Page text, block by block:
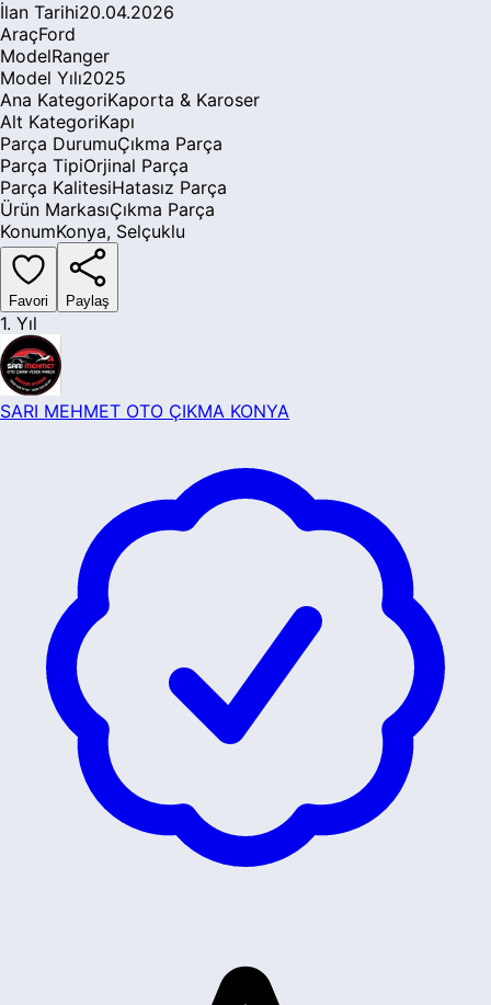
İlan Tarihi20.04.2026
AraçFord
ModelRanger
Model Yılı2025
Ana KategoriKaporta & Karoser
Alt KategoriKapı
Parça DurumuÇıkma Parça
Parça TipiOrjinal Parça
Parça KalitesiHatasız Parça
Ürün MarkasıÇıkma Parça
KonumKonya, Selçuklu
Favori Paylaş
1. Yıl
SARI MEHMET OTO ÇIKMA KONYA